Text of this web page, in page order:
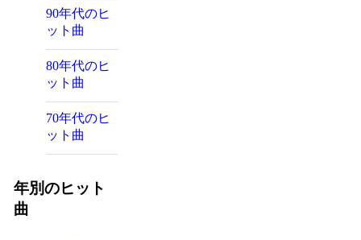
90年代のヒ
ット曲
80年代のヒ
ット曲
70年代のヒ
ット曲
年別のヒット
曲